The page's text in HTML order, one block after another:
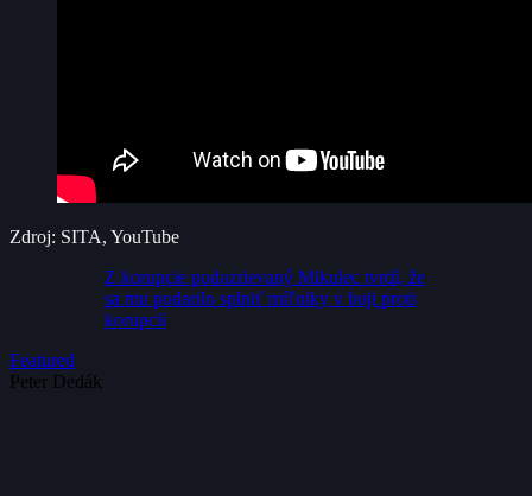
Zdroj: SITA, YouTube
Z korupcie podozrievaný Mikulec tvrdí, že
sa mu podarilo splniť míľniky v boji proti
korupcii
Featured
Peter Dedák